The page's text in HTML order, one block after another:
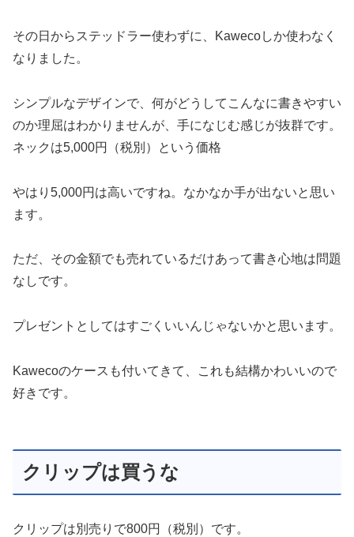
その日からステッドラー使わずに、Kawecoしか使わなく
なりました。
シンプルなデザインで、何がどうしてこんなに書きやすい
のか理屈はわかりませんが、手になじむ感じが抜群です。
ネックは5,000円（税別）という価格
やはり5,000円は高いですね。なかなか手が出ないと思い
ます。
ただ、その金額でも売れているだけあって書き心地は問題
なしです。
プレゼントとしてはすごくいいんじゃないかと思います。
Kawecoのケースも付いてきて、これも結構かわいいので
好きです。
クリップは買うな
クリップは別売りで800円（税別）です。